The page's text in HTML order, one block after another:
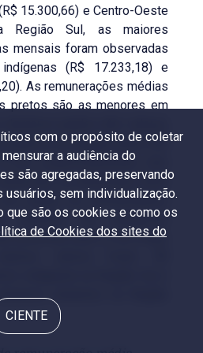
15.300,66) e Centro-Oeste
Região Sul, as maiores
mensais foram observadas
(R$ 17.233,18) e
As remunerações médias
pretos são as menores em
brancos na Região Norte (R$
respectivamente), mas
se diferenças entre
média. As remunerações
doutores das categorias
próximas entre si em todas
valores foram: R$
amarelos na Região
com o propósito de coletar
a audiência do
são agregadas, preservando
sem individualização.
que são os cookies e como os
de Cookies dos sites do
CIENTE